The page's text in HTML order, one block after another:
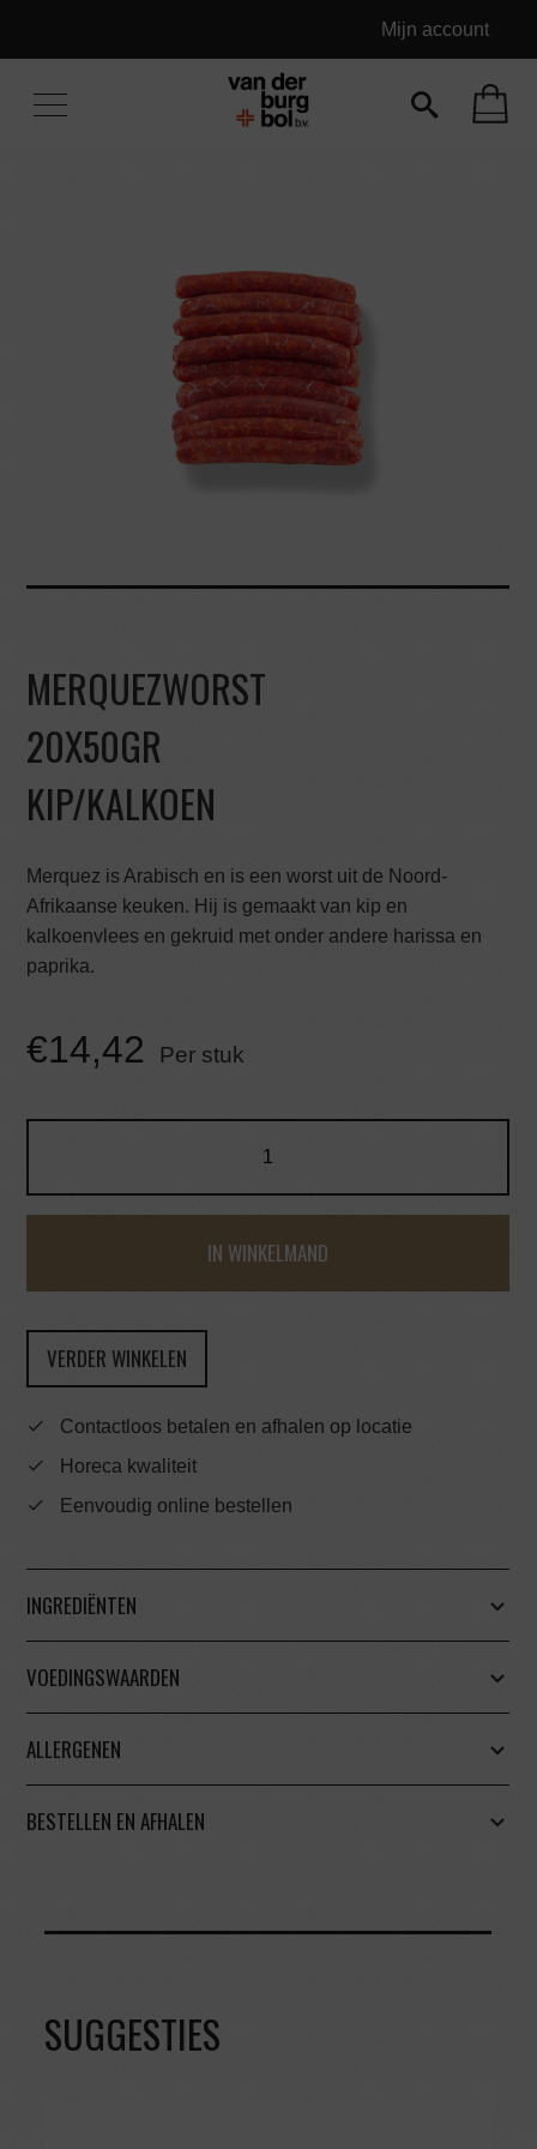
Mijn account
MERQUEZWORST
20X50GR
KIP/KALKOEN
Merquez is Arabisch en is een worst uit de Noord-
Afrikaanse keuken. Hij is gemaakt van kip en
kalkoenvlees en gekruid met onder andere harissa en
paprika.
€14,42 Per stuk
IN WINKELMAND
VERDER WINKELEN
Contactloos betalen en afhalen op locatie
Horeca kwaliteit
Eenvoudig online bestellen
INGREDIËNTEN
VOEDINGSWAARDEN
ALLERGENEN
BESTELLEN EN AFHALEN
SUGGESTIES